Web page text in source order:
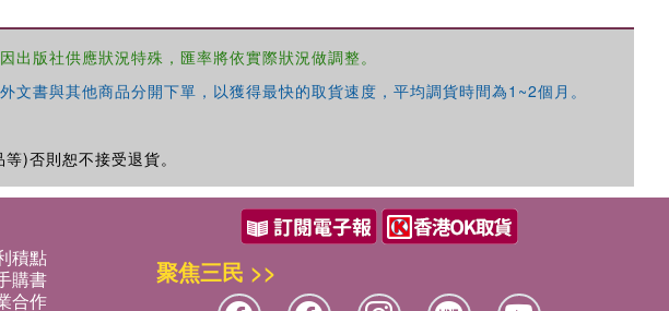
版社供應狀況特殊，匯率將依實際狀況做調整。
書與其他商品分開下單，以獲得最快的取貨速度，平均調貨時間為1~2個月。
)否則恕不接受退貨。
積點
購書
合作
聚焦三民 >>